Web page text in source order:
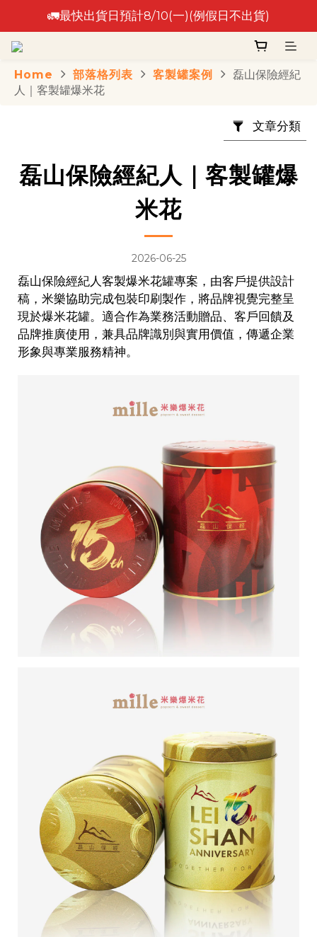
🚛最快出貨日預計8/10(一)(例假日不出貨)
🚛最快出貨日預計8/10(一)(例假日不出貨)
⚠️出貨日非到貨日，實際到貨依物流作業時間為準⚠️
🚛最快出貨日預計8/10(一)(例假日不出貨)
Home 部落格列表 客製罐案例
磊山保險經紀
人｜客製罐爆米花
文章分類
磊山保險經紀人｜客製罐爆
米花
2026-06-25
磊山保險經紀人客製爆米花罐專案，由客戶提供設計
稿，米樂協助完成包裝印刷製作，將品牌視覺完整呈
現於爆米花罐。適合作為業務活動贈品、客戶回饋及
品牌推廣使用，兼具品牌識別與實用價值，傳遞企業
形象與專業服務精神。